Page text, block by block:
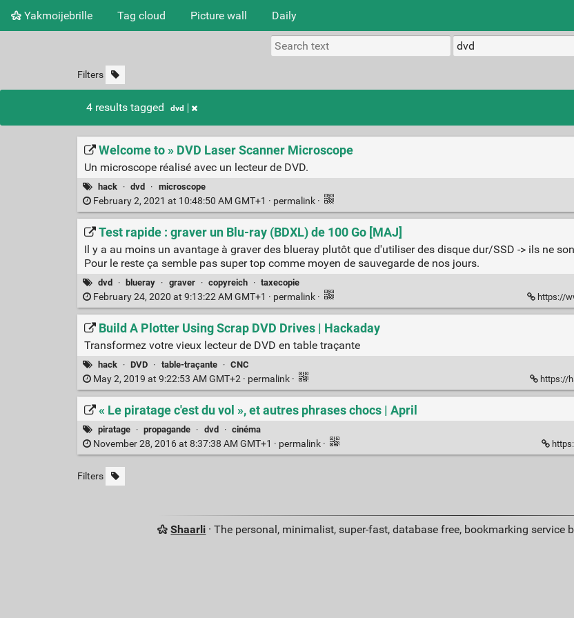
Yakmoijebrille Tag cloud Picture wall Daily
Filters
4 results tagged dvd
Welcome to » DVD Laser Scanner Microscope
Un microscope réalisé avec un lecteur de DVD.
hack · dvd · microscope
February 2, 2021 at 10:48:50 AM GMT+1 · permalink ·
Test rapide : graver un Blu-ray (BDXL) de 100 Go [MAJ]
Il y a au moins un avantage à graver des blueray plutôt que d'utiliser des disque dur/SSD -> ils ne
Pour le reste ça semble pas super top comme moyen de sauvegarde de nos jours.
dvd · blueray · graver · copyreich · taxecopie
February 24, 2020 at 9:13:22 AM GMT+1 · permalink · https://
Build A Plotter Using Scrap DVD Drives | Hackaday
Transformez votre vieux lecteur de DVD en table traçante
hack · DVD · table-traçante · CNC
May 2, 2019 at 9:22:53 AM GMT+2 · permalink · https://
« Le piratage c'est du vol », et autres phrases chocs | April
piratage · propagande · dvd · cinéma
November 28, 2016 at 8:37:38 AM GMT+1 · permalink ·
Filters
Shaarli · The personal, minimalist, super-fast, database free, bookmarking service